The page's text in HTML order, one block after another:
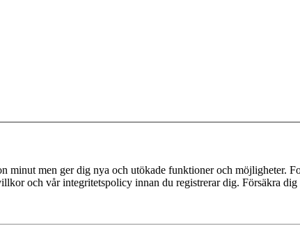
minut men ger dig nya och utökade funktioner och möjligheter.
och vår integritetspolicy innan du registrerar dig. Försäkra